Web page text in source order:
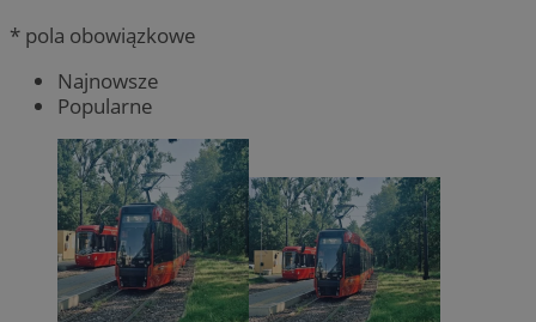
* pola obowiązkowe
Najnowsze
Popularne